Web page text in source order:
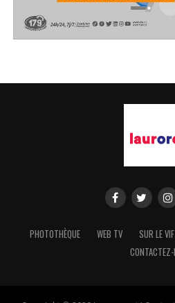
PHOTOTHÈQUE WEB TV SUR LE VIF